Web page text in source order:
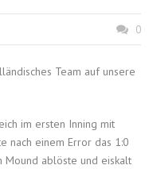
0
Team auf unsere
im ersten Inning mit
nach einem Error das 1:0
Mound ablöste und eiskalt